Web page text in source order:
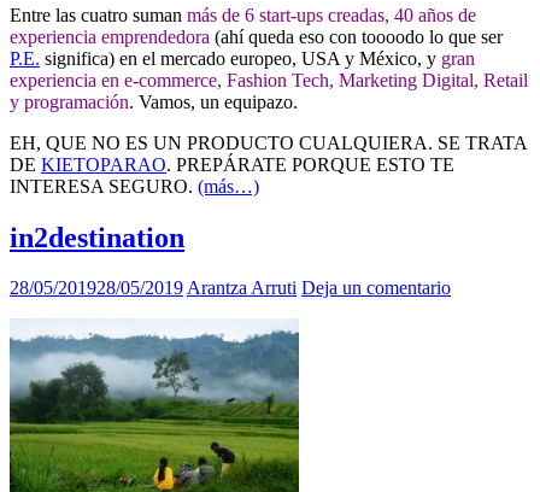
Entre las cuatro suman más de 6 start-ups creadas, 40 años de
experiencia emprendedora (ahí queda eso con toooodo lo que ser
P.E. significa) en el mercado europeo, USA y México, y gran
experiencia en e-commerce, Fashion Tech, Marketing Digital, Retail
y programación. Vamos, un equipazo.
EH, QUE NO ES UN PRODUCTO CUALQUIERA. SE TRATA
DE KIETOPARAO. PREPÁRATE PORQUE ESTO TE
INTERESA SEGURO. (más…)
in2destination
28/05/201928/05/2019Arantza Arruti Deja un comentario